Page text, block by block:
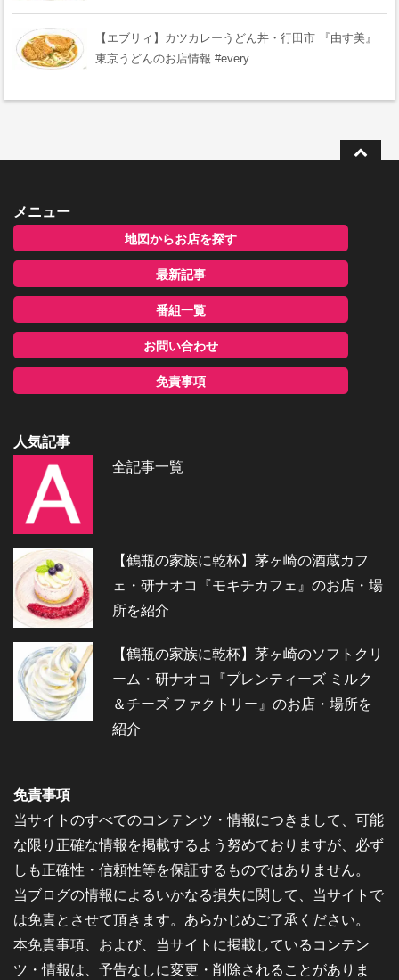
【エブリィ】カツカレーうどん丼・行田市 『由す美』
東京うどんのお店情報 #every
メニュー
地図からお店を探す
最新記事
番組一覧
お問い合わせ
免責事項
人気記事
全記事一覧
【鶴瓶の家族に乾杯】茅ヶ崎の酒蔵カフ
ェ・研ナオコ『モキチカフェ』のお店・場
所を紹介
【鶴瓶の家族に乾杯】茅ヶ崎のソフトクリ
ーム・研ナオコ『プレンティーズ ミルク
＆チーズ ファクトリー』のお店・場所を
紹介
免責事項
当サイトのすべてのコンテンツ・情報につきまして、可能
な限り正確な情報を掲載するよう努めておりますが、必ず
しも正確性・信頼性等を保証するものではありません。
当ブログの情報によるいかなる損失に関して、当サイトで
は免責とさせて頂きます。あらかじめご了承ください。
本免責事項、および、当サイトに掲載しているコンテン
ツ・情報は、予告なしに変更・削除されることがありま